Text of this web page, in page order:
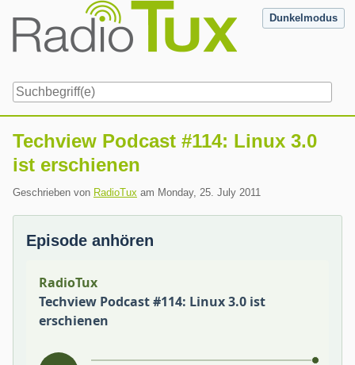
content
Dunkelmodus
Techview Podcast #114: Linux 3.0
ist erschienen
Geschrieben von RadioTux am Monday, 25. July 2011
Episode anhören